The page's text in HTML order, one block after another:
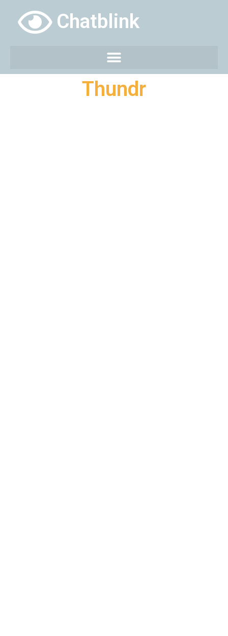
Chatblink
Thundr